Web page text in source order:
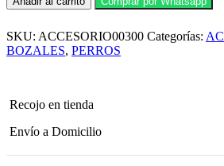
para
Klin
Kassel
cantidad
SKU: ACCESORIO00300 Categorías:
BOZALES, PERROS
Recojo en tienda
Envío a Domicilio